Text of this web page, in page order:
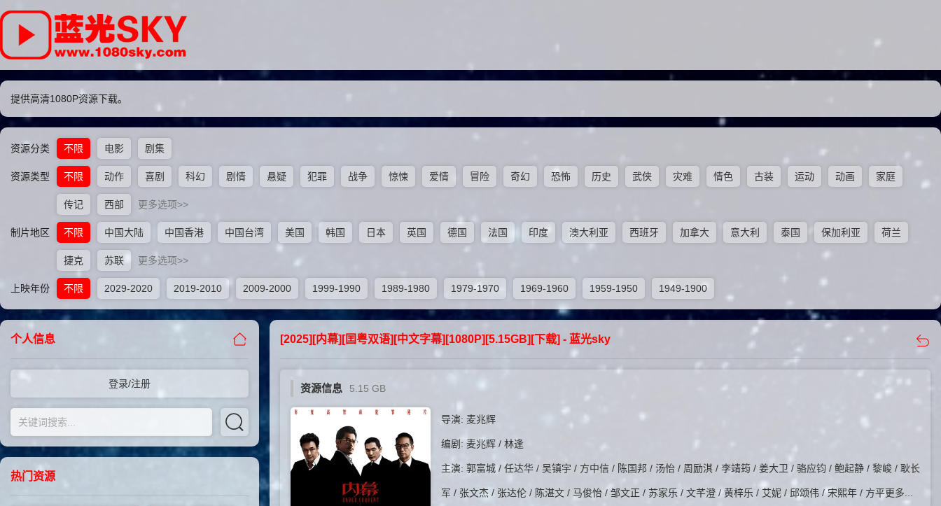
提供高清1080P资源下载。
资源分类 不限 电影 剧集
资源类型 不限 动作 喜剧 科幻 剧情 悬疑 犯罪 战争 惊悚 爱情 冒险 奇幻 恐怖 历史 武侠 灾难 情色 古装 运动 动画 家庭
传记 西部 更多选项>>
制片地区 不限 中国大陆 中国香港 中国台湾 美国 韩国 日本 英国 德国 法国 印度 澳大利亚 西班牙 加拿大 意大利 泰国 保加利亚 荷兰
捷克 苏联 更多选项>>
上映年份 不限 2029-2020 2019-2010 2009-2000 1999-1990 1989-1980 1979-1970 1969-1960 1959-1950 1949-1900
个人信息
登录/注册
热门资源
[2025][内幕][囯粤双语][中文字幕][1080P][5.15GB][下载] - 蓝光sky
资源信息 5.15 GB
导演: 麦兆辉
编剧: 麦兆辉 / 林逢
主演: 郭富城 / 任达华 / 吴镇宇 / 方中信 / 陈国邦 / 汤怡 / 周励淇 / 李靖筠 / 姜大卫 / 骆应钧 / 鲍起静 / 黎峻 / 耿长
军 / 张文杰 / 张达伦 / 陈湛文 / 马俊怡 / 邹文正 / 苏家乐 / 文芊澄 / 黄梓乐 / 艾妮 / 邱颂伟 / 宋熙年 / 方平更多...